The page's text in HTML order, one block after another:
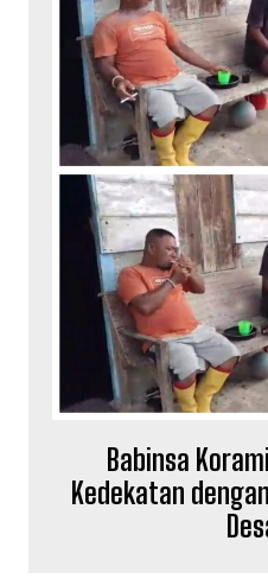
Babinsa
Kedekatan